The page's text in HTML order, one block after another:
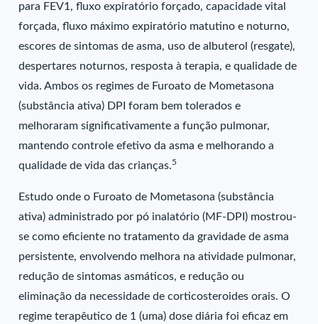
para FEV1, fluxo expiratório forçado, capacidade vital
forçada, fluxo máximo expiratório matutino e noturno,
escores de sintomas de asma, uso de albuterol (resgate),
despertares noturnos, resposta à terapia, e qualidade de
vida. Ambos os regimes de Furoato de Mometasona
(substância ativa) DPI foram bem tolerados e
melhoraram significativamente a função pulmonar,
mantendo controle efetivo da asma e melhorando a
qualidade de vida das crianças.5
Estudo onde o Furoato de Mometasona (substância
ativa) administrado por pó inalatório (MF-DPI) mostrou-
se como eficiente no tratamento da gravidade de asma
persistente, envolvendo melhora na atividade pulmonar,
redução de sintomas asmáticos, e redução ou
eliminação da necessidade de corticosteroides orais. O
regime terapêutico de 1 (uma) dose diária foi eficaz em